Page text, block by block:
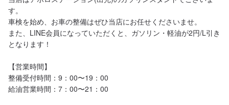
す。
車検を始め、お車の整備はぜひ当店にお任せくださいませ。
また、LINE会員になっていただくと、ガソリン・軽油が2円/L引き
となります！
【営業時間】
整備受付時間：9：00〜19：00
給油営業時間：7：00〜21：00